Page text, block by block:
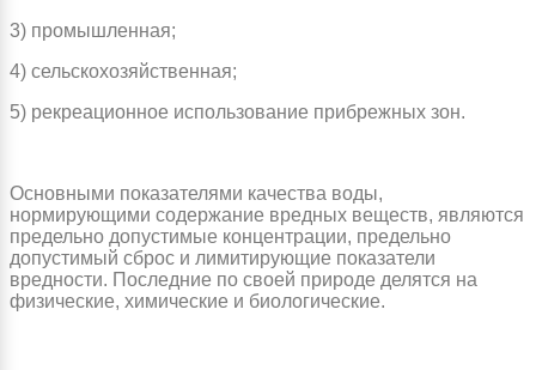
3) промышленная;
4) сельскохозяйственная;
5) рекреационное использование прибрежных зон.
Основными показателями качества воды,
нормирующими содержание вредных веществ, являются
предельно допустимые концентрации, предельно
допустимый сброс и лимитирующие показатели
вредности. Последние по своей природе делятся на
физические, химические и биологические.